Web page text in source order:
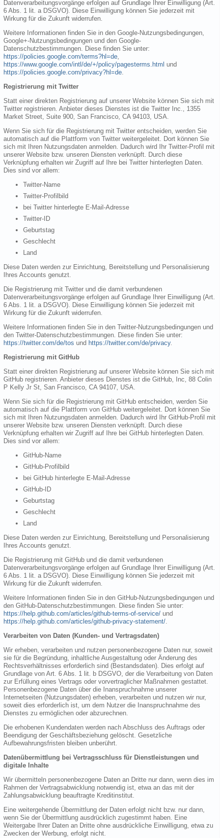
Datenverarbeitungsvorgänge erfolgen auf Grundlage Ihrer Einwilligung (Art.
6 Abs. 1 lit. a DSGVO). Diese Einwilligung können Sie jederzeit mit
Wirkung für die Zukunft widerrufen.
Weitere Informationen finden Sie in den Google-Nutzungsbedingungen,
Google+-Nutzungsbedingungen und den Google-
Datenschutzbestimmungen. Diese finden Sie unter:
https://policies.google.com/terms?hl=de,
https://www.google.com/intl/de/+/policy/pagesterms.html und
https://policies.google.com/privacy?hl=de.
Registrierung mit Twitter
Statt einer direkten Registrierung auf unserer Website können Sie sich mit
Twitter registrieren. Anbieter dieses Dienstes ist die Twitter Inc., 1355
Market Street, Suite 900, San Francisco, CA 94103, USA.
Wenn Sie sich für die Registrierung mit Twitter entscheiden, werden Sie
automatisch auf die Plattform von Twitter weitergeleitet. Dort können Sie
sich mit Ihren Nutzungsdaten anmelden. Dadurch wird Ihr Twitter-Profil mit
unserer Website bzw. unseren Diensten verknüpft. Durch diese
Verknüpfung erhalten wir Zugriff auf Ihre bei Twitter hinterlegten Daten.
Dies sind vor allem:
Twitter-Name
Twitter-Profilbild
bei Twitter hinterlegte E-Mail-Adresse
Twitter-ID
Geburtstag
Geschlecht
Land
Diese Daten werden zur Einrichtung, Bereitstellung und Personalisierung
Ihres Accounts genutzt.
Die Registrierung mit Twitter und die damit verbundenen
Datenverarbeitungsvorgänge erfolgen auf Grundlage Ihrer Einwilligung (Art.
6 Abs. 1 lit. a DSGVO). Diese Einwilligung können Sie jederzeit mit
Wirkung für die Zukunft widerrufen.
Weitere Informationen finden Sie in den Twitter-Nutzungsbedingungen und
den Twitter-Datenschutzbestimmungen. Diese finden Sie unter:
https://twitter.com/de/tos und https://twitter.com/de/privacy.
Registrierung mit GitHub
Statt einer direkten Registrierung auf unserer Website können Sie sich mit
GitHub registrieren. Anbieter dieses Dienstes ist die GitHub, Inc, 88 Colin
P Kelly Jr St, San Francisco, CA 94107, USA.
Wenn Sie sich für die Registrierung mit GitHub entscheiden, werden Sie
automatisch auf die Plattform von GitHub weitergeleitet. Dort können Sie
sich mit Ihren Nutzungsdaten anmelden. Dadurch wird Ihr GitHub-Profil mit
unserer Website bzw. unseren Diensten verknüpft. Durch diese
Verknüpfung erhalten wir Zugriff auf Ihre bei GitHub hinterlegten Daten.
Dies sind vor allem:
GitHub-Name
GitHub-Profilbild
bei GitHub hinterlegte E-Mail-Adresse
GitHub-ID
Geburtstag
Geschlecht
Land
Diese Daten werden zur Einrichtung, Bereitstellung und Personalisierung
Ihres Accounts genutzt.
Die Registrierung mit GitHub und die damit verbundenen
Datenverarbeitungsvorgänge erfolgen auf Grundlage Ihrer Einwilligung (Art.
6 Abs. 1 lit. a DSGVO). Diese Einwilligung können Sie jederzeit mit
Wirkung für die Zukunft widerrufen.
Weitere Informationen finden Sie in den GitHub-Nutzungsbedingungen und
den GitHub-Datenschutzbestimmungen. Diese finden Sie unter:
https://help.github.com/articles/github-terms-of-service/ und
https://help.github.com/articles/github-privacy-statement/.
Verarbeiten von Daten (Kunden- und Vertragsdaten)
Wir erheben, verarbeiten und nutzen personenbezogene Daten nur, soweit
sie für die Begründung, inhaltliche Ausgestaltung oder Änderung des
Rechtsverhältnisses erforderlich sind (Bestandsdaten). Dies erfolgt auf
Grundlage von Art. 6 Abs. 1 lit. b DSGVO, der die Verarbeitung von Daten
zur Erfüllung eines Vertrags oder vorvertraglicher Maßnahmen gestattet.
Personenbezogene Daten über die Inanspruchnahme unserer
Internetseiten (Nutzungsdaten) erheben, verarbeiten und nutzen wir nur,
soweit dies erforderlich ist, um dem Nutzer die Inanspruchnahme des
Dienstes zu ermöglichen oder abzurechnen.
Die erhobenen Kundendaten werden nach Abschluss des Auftrags oder
Beendigung der Geschäftsbeziehung gelöscht. Gesetzliche
Aufbewahrungsfristen bleiben unberührt.
Datenübermittlung bei Vertragsschluss für Dienstleistungen und
digitale Inhalte
Wir übermitteln personenbezogene Daten an Dritte nur dann, wenn dies im
Rahmen der Vertragsabwicklung notwendig ist, etwa an das mit der
Zahlungsabwicklung beauftragte Kreditinstitut.
Eine weitergehende Übermittlung der Daten erfolgt nicht bzw. nur dann,
wenn Sie der Übermittlung ausdrücklich zugestimmt haben. Eine
Weitergabe Ihrer Daten an Dritte ohne ausdrückliche Einwilligung, etwa zu
Zwecken der Werbung, erfolgt nicht.